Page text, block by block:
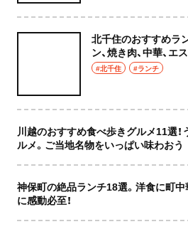
北千住のおすすめラ
ン、焼き肉、中華、エ
な店もおしゃれな店
#北千住 #ランチ
川越のおすすめ食べ歩きグルメ11選！
ルメ。ご当地名物をいっぱい味わおう
神保町の絶品ランチ18選。洋食に町
に感動必至！